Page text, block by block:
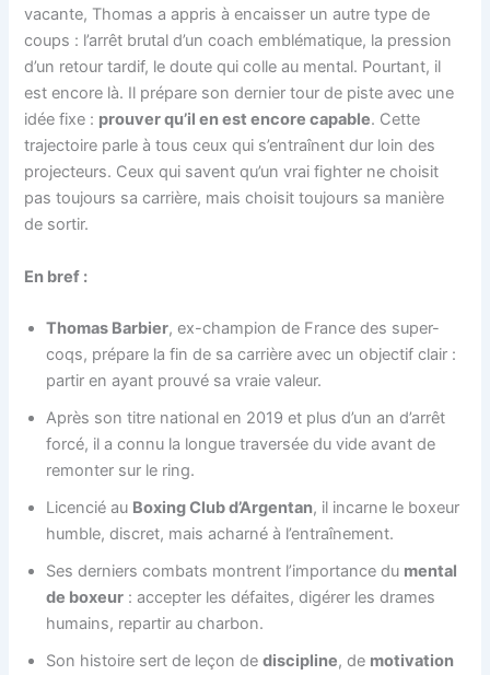
vacante, Thomas a appris à encaisser un autre type de
coups : l’arrêt brutal d’un coach emblématique, la pression
d’un retour tardif, le doute qui colle au mental. Pourtant, il
est encore là. Il prépare son dernier tour de piste avec une
idée fixe : prouver qu’il en est encore capable. Cette
trajectoire parle à tous ceux qui s’entraînent dur loin des
projecteurs. Ceux qui savent qu’un vrai fighter ne choisit
pas toujours sa carrière, mais choisit toujours sa manière
de sortir.
En bref :
Thomas Barbier, ex-champion de France des super-
coqs, prépare la fin de sa carrière avec un objectif clair :
partir en ayant prouvé sa vraie valeur.
Après son titre national en 2019 et plus d’un an d’arrêt
forcé, il a connu la longue traversée du vide avant de
remonter sur le ring.
Licencié au Boxing Club d’Argentan, il incarne le boxeur
humble, discret, mais acharné à l’entraînement.
Ses derniers combats montrent l’importance du mental
de boxeur : accepter les défaites, digérer les drames
humains, repartir au charbon.
Son histoire sert de leçon dediscipline, de motivation